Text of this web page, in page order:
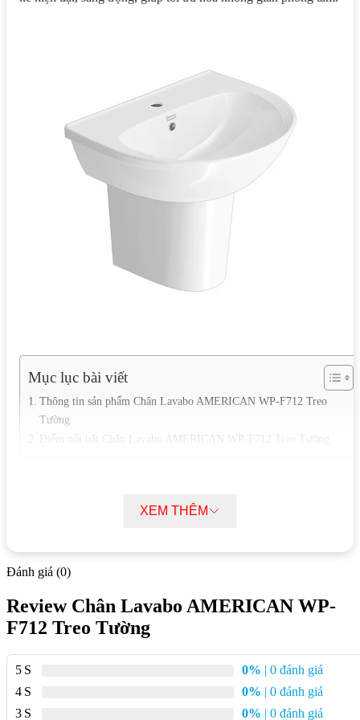
Mục lục bài viết
Thông tin sản phẩm Chân Lavabo AMERICAN WP-F712 Treo
Tường
Điểm nổi bật Chân Lavabo AMERICAN WP-F712 Treo Tường
AMERICAN WP-F712 Treo Tường
Mã sản phẩm:
Chất liệu:
Sứ
XEM THÊM
Đánh giá (0)
Review Chân Lavabo AMERICAN WP-
F712 Treo Tường
5 0% | 0 đánh giá
4
0% | 0 đánh giá
3
0% | 0 đánh giá